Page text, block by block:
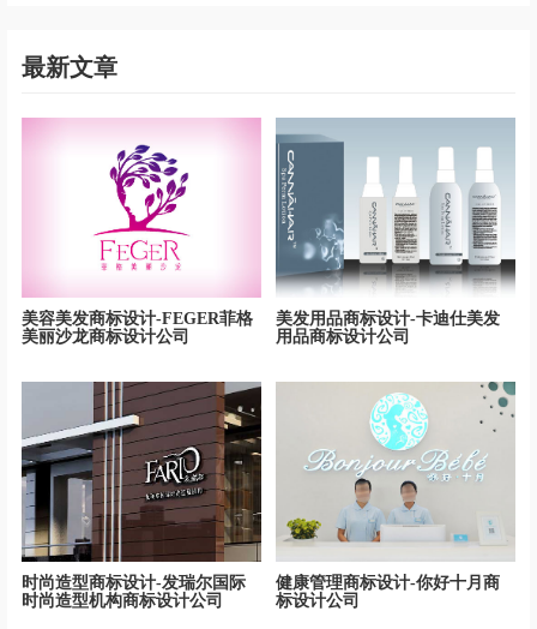
最新文章
美容美发商标设计-FEGER菲格
美丽沙龙商标设计公司
美发用品商标设计-卡迪仕美发
用品商标设计公司
时尚造型商标设计-发瑞尔国际
时尚造型机构商标设计公司
健康管理商标设计-你好十月商
标设计公司